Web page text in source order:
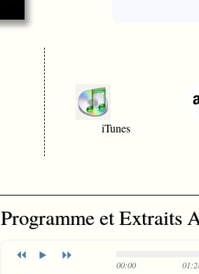
iTunes
Programme et Extraits
00:00